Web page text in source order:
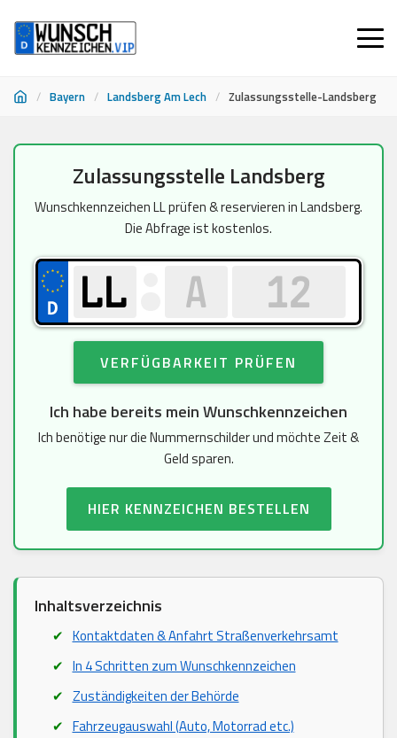
/ Bayern / Landsberg Am Lech / Zulassungsstelle-Landsberg
springen
Zulassungsstelle Landsberg
Wunschkennzeichen LL prüfen & reservieren in Landsberg.
Die Abfrage ist kostenlos.
VERFÜGBARKEIT PRÜFEN
Ich habe bereits mein Wunschkennzeichen
Ich benötige nur die Nummernschilder und möchte Zeit &
Geld sparen.
HIER KENNZEICHEN BESTELLEN
Inhaltsverzeichnis
Kontaktdaten & Anfahrt Straßenverkehrsamt
In 4 Schritten zum Wunschkennzeichen
Zuständigkeiten der Behörde
Fahrzeugauswahl (Auto, Motorrad etc.)